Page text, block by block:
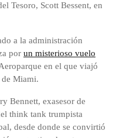
Tesoro, Scott Bessent, en
a la administración
por un misterioso vuelo
en el que viajó
Miami.
Bennett, exasesor de
think tank trumpista
desde donde se convirtió